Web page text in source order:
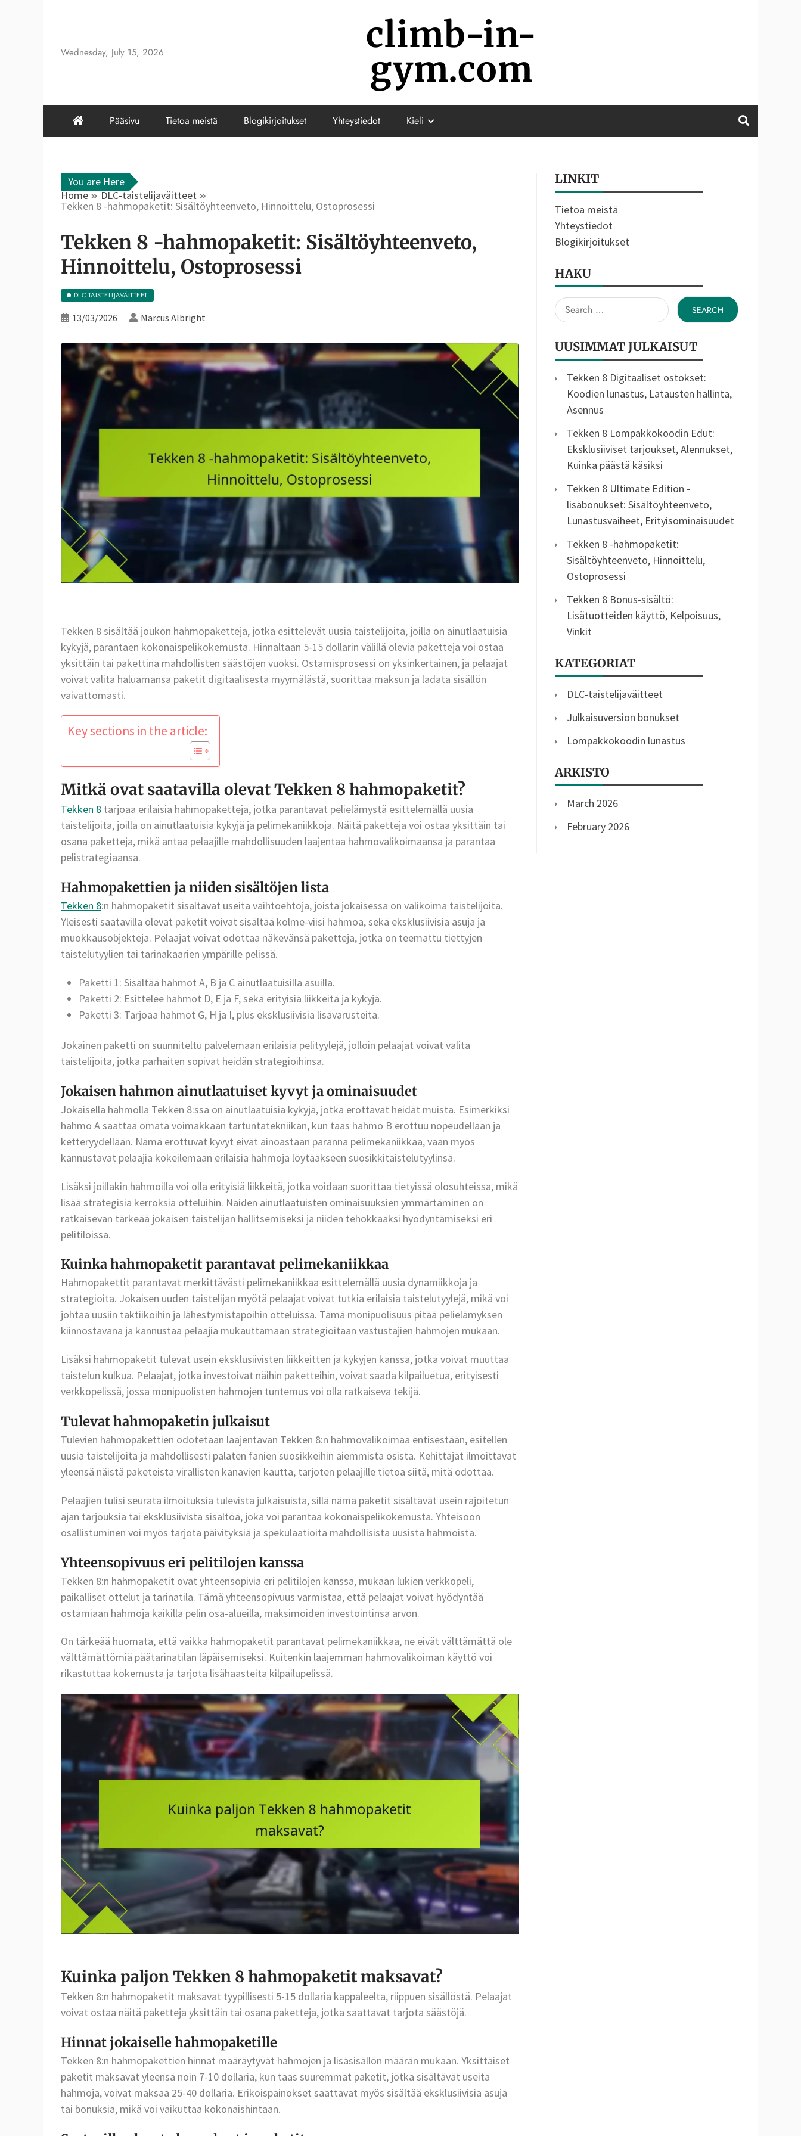
Wednesday, July 15, 2026 climb-in-
gym.com
Pääsivu Tietoa meistä Blogikirjoitukset Yhteystiedot Kieli
You are Here
Home
DLC-taistelijaväitteet
Tekken 8 -hahmopaketit: Sisältöyhteenveto, Hinnoittelu, Ostoprosessi
Tekken 8 -hahmopaketit: Sisältöyhteenveto,
Hinnoittelu, Ostoprosessi
DLC-TAISTELIJAVÄITTEET
13/03/2026 Marcus Albright
Tekken 8 sisältää joukon hahmopaketteja, jotka esittelevät uusia taistelijoita, joilla on ainutlaatuisia
kykyjä, parantaen kokonaispelikokemusta. Hinnaltaan 5-15 dollarin välillä olevia paketteja voi ostaa
yksittäin tai pakettina mahdollisten säästöjen vuoksi. Ostamisprosessi on yksinkertainen, ja pelaajat
voivat valita haluamansa paketit digitaalisesta myymälästä, suorittaa maksun ja ladata sisällön
vaivattomasti.
Key sections in the article:
Mitkä ovat saatavilla olevat Tekken 8 hahmopaketit?
Tekken 8 tarjoaa erilaisia hahmopaketteja, jotka parantavat pelielämystä esittelemällä uusia
taistelijoita, joilla on ainutlaatuisia kykyjä ja pelimekaniikkoja. Näitä paketteja voi ostaa yksittäin tai
osana paketteja, mikä antaa pelaajille mahdollisuuden laajentaa hahmovalikoimaansa ja parantaa
pelistrategiaansa.
Hahmopakettien ja niiden sisältöjen lista
Tekken 8:n hahmopaketit sisältävät useita vaihtoehtoja, joista jokaisessa on valikoima taistelijoita.
Yleisesti saatavilla olevat paketit voivat sisältää kolme-viisi hahmoa, sekä eksklusiivisia asuja ja
muokkausobjekteja. Pelaajat voivat odottaa näkevänsä paketteja, jotka on teemattu tiettyjen
taistelutyylien tai tarinakaarien ympärille pelissä.
Paketti 1: Sisältää hahmot A, B ja C ainutlaatuisilla asuilla.
Paketti 2: Esittelee hahmot D, E ja F, sekä erityisiä liikkeitä ja kykyjä.
Paketti 3: Tarjoaa hahmot G, H ja I, plus eksklusiivisia lisävarusteita.
Jokainen paketti on suunniteltu palvelemaan erilaisia pelityylejä, jolloin pelaajat voivat valita
taistelijoita, jotka parhaiten sopivat heidän strategioihinsa.
Jokaisen hahmon ainutlaatuiset kyvyt ja ominaisuudet
Jokaisella hahmolla Tekken 8:ssa on ainutlaatuisia kykyjä, jotka erottavat heidät muista. Esimerkiksi
hahmo A saattaa omata voimakkaan tartuntatekniikan, kun taas hahmo B erottuu nopeudellaan ja
ketteryydellään. Nämä erottuvat kyvyt eivät ainoastaan paranna pelimekaniikkaa, vaan myös
kannustavat pelaajia kokeilemaan erilaisia hahmoja löytääkseen suosikkitaistelutyylinsä.
Lisäksi joillakin hahmoilla voi olla erityisiä liikkeitä, jotka voidaan suorittaa tietyissä olosuhteissa, mikä
lisää strategisia kerroksia otteluihin. Näiden ainutlaatuisten ominaisuuksien ymmärtäminen on
ratkaisevan tärkeää jokaisen taistelijan hallitsemiseksi ja niiden tehokkaaksi hyödyntämiseksi eri
pelitiloissa.
Kuinka hahmopaketit parantavat pelimekaniikkaa
Hahmopakettit parantavat merkittävästi pelimekaniikkaa esittelemällä uusia dynamiikkoja ja
strategioita. Jokaisen uuden taistelijan myötä pelaajat voivat tutkia erilaisia taistelutyylejä, mikä voi
johtaa uusiin taktiikoihin ja lähestymistapoihin otteluissa. Tämä monipuolisuus pitää pelielämyksen
kiinnostavana ja kannustaa pelaajia mukauttamaan strategioitaan vastustajien hahmojen mukaan.
Lisäksi hahmopaketit tulevat usein eksklusiivisten liikkeitten ja kykyjen kanssa, jotka voivat muuttaa
taistelun kulkua. Pelaajat, jotka investoivat näihin paketteihin, voivat saada kilpailuetua, erityisesti
verkkopelissä, jossa monipuolisten hahmojen tuntemus voi olla ratkaiseva tekijä.
Tulevat hahmopaketin julkaisut
Tulevien hahmopakettien odotetaan laajentavan Tekken 8:n hahmovalikoimaa entisestään, esitellen
uusia taistelijoita ja mahdollisesti palaten fanien suosikkeihin aiemmista osista. Kehittäjät ilmoittavat
yleensä näistä paketeista virallisten kanavien kautta, tarjoten pelaajille tietoa siitä, mitä odottaa.
Pelaajien tulisi seurata ilmoituksia tulevista julkaisuista, sillä nämä paketit sisältävät usein rajoitetun
ajan tarjouksia tai eksklusiivista sisältöä, joka voi parantaa kokonaispelikokemusta. Yhteisöön
osallistuminen voi myös tarjota päivityksiä ja spekulaatioita mahdollisista uusista hahmoista.
Yhteensopivuus eri pelitilojen kanssa
Tekken 8:n hahmopaketit ovat yhteensopivia eri pelitilojen kanssa, mukaan lukien verkkopeli,
paikalliset ottelut ja tarinatila. Tämä yhteensopivuus varmistaa, että pelaajat voivat hyödyntää
ostamiaan hahmoja kaikilla pelin osa-alueilla, maksimoiden investointinsa arvon.
On tärkeää huomata, että vaikka hahmopaketit parantavat pelimekaniikkaa, ne eivät välttämättä ole
välttämättömiä päätarinatilan läpäisemiseksi. Kuitenkin laajemman hahmovalikoiman käyttö voi
rikastuttaa kokemusta ja tarjota lisähaasteita kilpailupelissä.
Kuinka paljon Tekken 8 hahmopaketit maksavat?
Tekken 8:n hahmopaketit maksavat tyypillisesti 5-15 dollaria kappaleelta, riippuen sisällöstä. Pelaajat
voivat ostaa näitä paketteja yksittäin tai osana paketteja, jotka saattavat tarjota säästöjä.
Hinnat jokaiselle hahmopaketille
Tekken 8:n hahmopakettien hinnat määräytyvät hahmojen ja lisäsisällön määrän mukaan. Yksittäiset
paketit maksavat yleensä noin 7-10 dollaria, kun taas suuremmat paketit, jotka sisältävät useita
hahmoja, voivat maksaa 25-40 dollaria. Erikoispainokset saattavat myös sisältää eksklusiivisia asuja
tai bonuksia, mikä voi vaikuttaa kokonaishintaan.
LINKIT
Tietoa meistä
Yhteystiedot
Blogikirjoitukset
HAKU
Search
for:
UUSIMMAT JULKAISUT
Tekken 8 Digitaaliset ostokset:
Koodien lunastus, Latausten hallinta,
Asennus
Tekken 8 Lompakkokoodin Edut:
Eksklusiiviset tarjoukset, Alennukset,
Kuinka päästä käsiksi
Tekken 8 Ultimate Edition -
lisäbonukset: Sisältöyhteenveto,
Lunastusvaiheet, Erityisominaisuudet
Tekken 8 -hahmopaketit:
Sisältöyhteenveto, Hinnoittelu,
Ostoprosessi
Tekken 8 Bonus-sisältö:
Lisätuotteiden käyttö, Kelpoisuus,
Vinkit
KATEGORIAT
DLC-taistelijaväitteet
Julkaisuversion bonukset
Lompakkokoodin lunastus
ARKISTO
March 2026
February 2026